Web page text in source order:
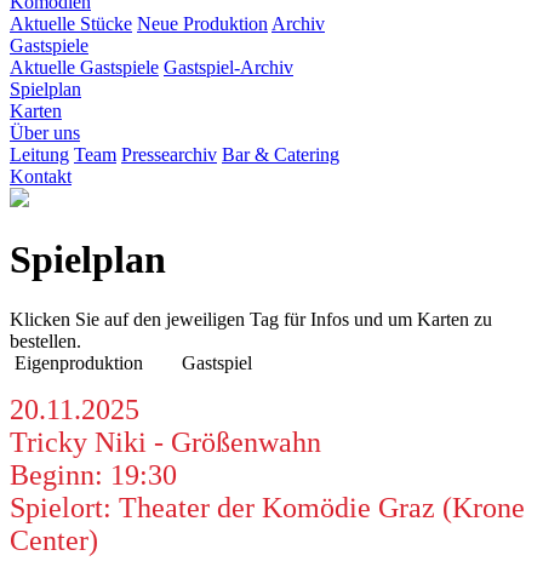
Aktuelle Stücke Neue Produktion Archiv
Gastspiele
Aktuelle Gastspiele Gastspiel-Archiv
Spielplan
Karten
Über uns
Leitung Team Pressearchiv Bar & Catering
Kontakt
Spielplan
Klicken Sie auf den jeweiligen Tag für Infos und um Karten zu
bestellen.
Eigenproduktion
Gastspiel
20.11.2025
Tricky Niki - Größenwahn
Beginn: 19:30
Spielort: Theater der Komödie Graz (Krone
Center)